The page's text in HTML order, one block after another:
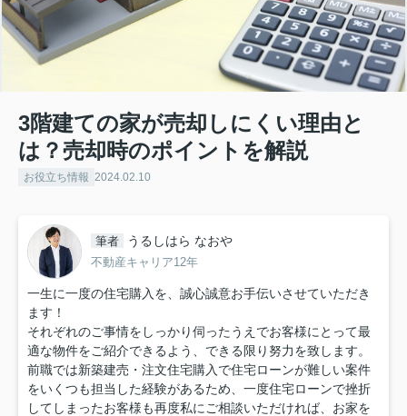
3階建ての家が売却しにくい理由と
は？売却時のポイントを解説
お役立ち情報 2024.02.10
筆者 うるしはら なおや
不動産キャリア12年
一生に一度の住宅購入を、誠心誠意お手伝いさせていただき
ます！
それぞれのご事情をしっかり伺ったうえでお客様にとって最
適な物件をご紹介できるよう、できる限り努力を致します。
前職では新築建売・注文住宅購入で住宅ローンが難しい案件
をいくつも担当した経験があるため、一度住宅ローンで挫折
してしまったお客様も再度私にご相談いただければ、お家を